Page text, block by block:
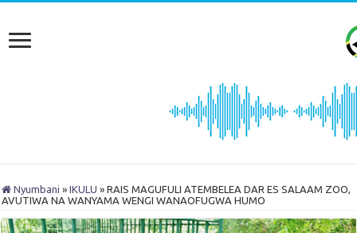
Nyumbani » IKULU » RAIS MAGUFULI ATEMBELEA DAR ES SALAAM ZOO,
AVUTIWA NA WANYAMA WENGI WANAOFUGWA HUMO